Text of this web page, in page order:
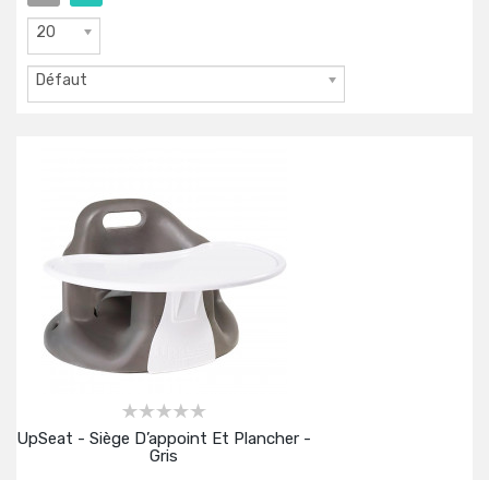
20
Défaut
UpSeat - Siège D’appoint Et Plancher -
Gris